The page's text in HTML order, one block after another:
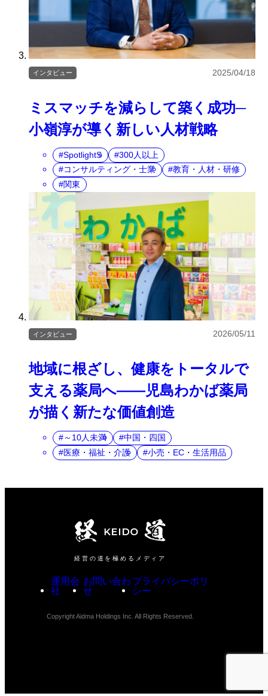
ミスマッチを減らして築く成功─
小嶺淳が導く新しい人材戦略
インタビュー 2025/04/18
SpotlightS
300人以上
コンサルティング・士業
教育・人材・研修
関東
地域に根ざし、健康をトータルで
支える薬局へ――児島わかば薬局
が描く新たな価値創造
インタビュー 2026/05/11
～10人未満
中国・四国
医療・福祉・介護
小売・EC・生活用品
経営の道を極めるメディア
運用会
社
お問い合わ
せ
プライバシーポリ
シー
Copyright Aidma Holdings Inc. All Rights Reserved.